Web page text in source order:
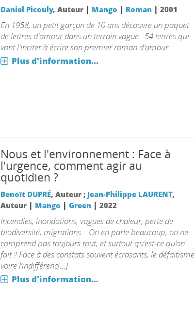
Daniel Picouly, Auteur | Mango | Roman | 2001
En 1958, un petit garçon de 10 ans découvre un paquet
de lettres d'amour dans un terrain vague : 54 lettres qui
vont l'inciter à écrire son premier roman d'amour.
Plus d'information...
Nous et l'environnement : Face à
l'urgence, comment agir au
quotidien ?
Benoît DUPRÉ, Auteur ; Jean-Philippe LAURENT,
Auteur | Mango | Green | 2022
Incendies, inondations, vagues de chaleur, perte de
biodiversité, migrations... On en parle beaucoup, on ne
comprend pas toujours tout, et surtout qu’est-ce qu’on
fait ? Face à des constats souvent écrasants, le défaitisme
voire l’indifférenc[...]
Plus d'information...